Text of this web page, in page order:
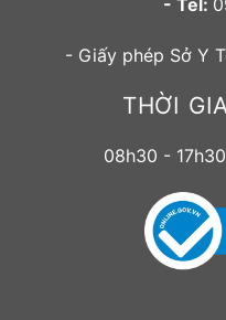
- Tel:
- Giấy phép Sở Y
THỜI
08h30 -